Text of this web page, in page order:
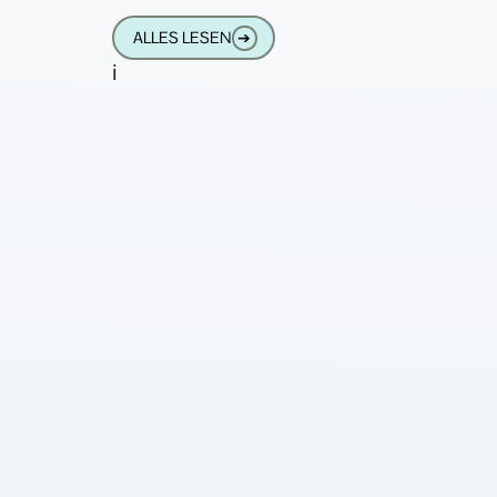
Smartwatches und anderem Tinnef
Nach einer Weile
ALLES LESEN ➔
i